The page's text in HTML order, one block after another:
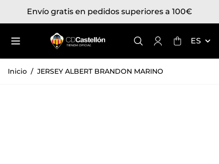
Envío gratis en pedidos superiores a 100€
Toggle
ES
Inicio / JERSEY ALBERT BRANDON MARINO